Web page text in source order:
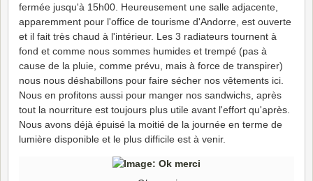
fermée jusqu'à 15h00. Heureusement une salle adjacente,
apparemment pour l'office de tourisme d'Andorre, est ouverte
et il fait très chaud à l'intérieur. Les 3 radiateurs tournent à
fond et comme nous sommes humides et trempé (pas à
cause de la pluie, comme prévu, mais à force de transpirer)
nous nous déshabillons pour faire sécher nos vêtements ici.
Nous en profitons aussi pour manger nos sandwichs, après
tout la nourriture est toujours plus utile avant l'effort qu'après.
Nous avons déjà épuisé la moitié de la journée en terme de
lumière disponible et le plus difficile est à venir.